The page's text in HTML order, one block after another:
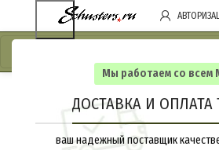
Мы работаем со всем
ДОСТАВКА И ОПЛАТА
ваш надежный поставщик